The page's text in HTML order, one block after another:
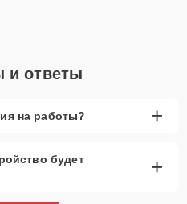
устройства дольше
брендовой детали.
и ответы
на работы? +
будет
+